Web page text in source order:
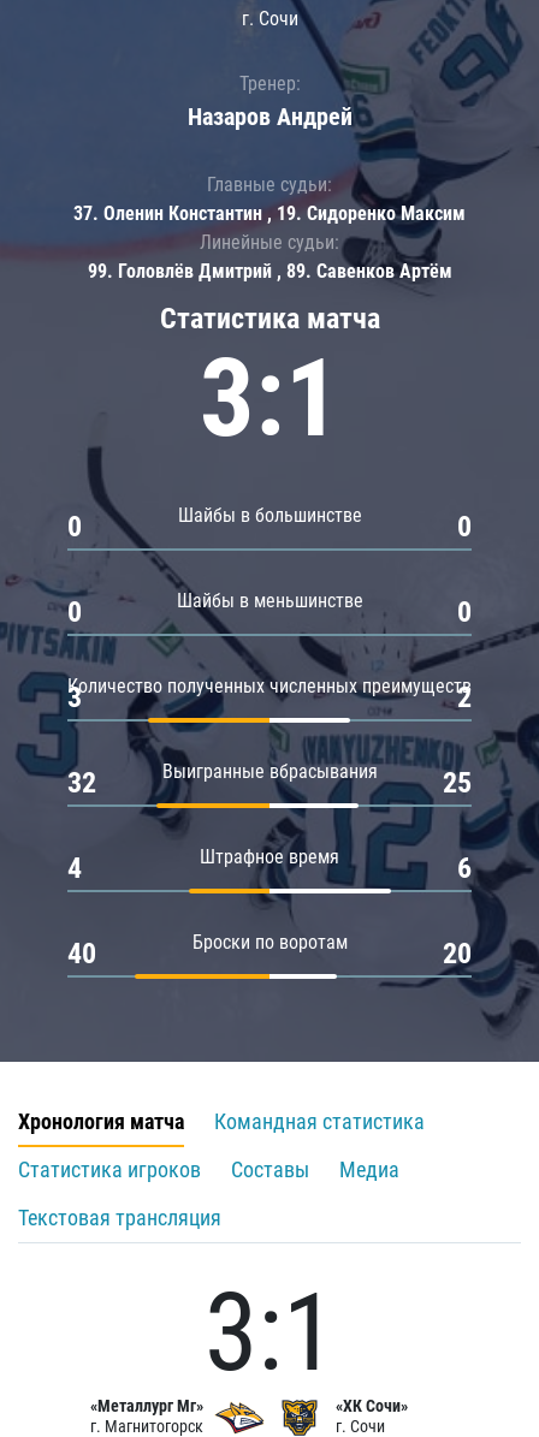
Статистика матча
3:1
Шайбы в большинстве
0 0
Шайбы в меньшинстве
0 0
Количество полученных численных преимуществ
3 2
Выигранные вбрасывания
32 25
Штрафное время
4 6
Броски по воротам
40 20
г. Сочи
Тренер:
Назаров Андрей
Главные судьи:
37. Оленин Константин , 19. Сидоренко Максим
Линейные судьи:
99. Головлёв Дмитрий , 89. Савенков Артём
Хронология матча
Командная статистика
Статистика игроков
Составы
Медиа
Текстовая трансляция
«Металлург Мг»
г. Магнитогорск
3:1
«ХК Сочи»
г. Сочи